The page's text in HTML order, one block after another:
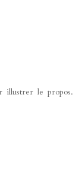
illustrer le propos.